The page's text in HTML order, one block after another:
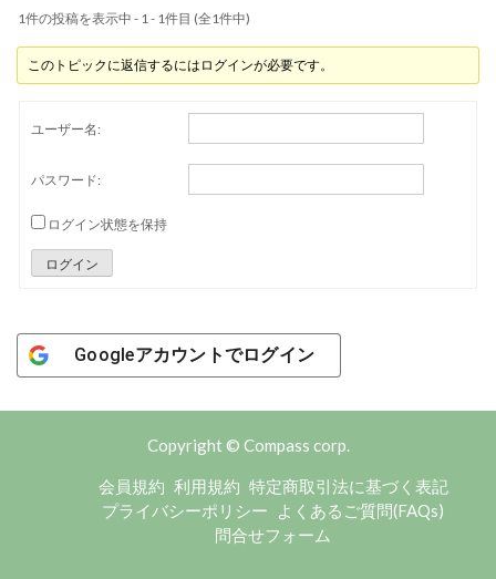
1件の投稿を表示中 - 1 - 1件目 (全1件中)
このトピックに返信するにはログインが必要です。
ユーザー名:
パスワード:
ログイン状態を保持
ログイン
Googleアカウントでログイン
Copyright © Compass corp.
会員規約 利用規約 特定商取引法に基づく表記
プライバシーポリシー
よくあるご質問(FAQs)
問合せフォーム